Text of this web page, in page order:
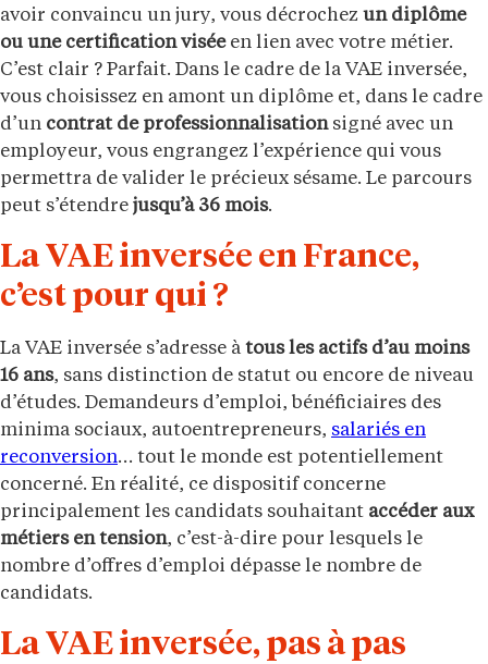
avoir convaincu un jury, vous décrochez un diplôme
ou une certification viséeen lien avec votre métier.
C’est clair ? Parfait. Dans le cadre de la VAE inversée,
vous choisissez en amont un diplôme et, dans le cadre
d’un contrat de professionnalisation signé avec un
employeur, vous engrangez l’expérience qui vous
permettra de valider le précieux sésame. Le parcours
peut s’étendre jusqu’à 36 mois.
La VAE inversée en France,
c’est pour qui ?
La VAE inversée s’adresse à tous les actifs d’au moins
16 ans, sans distinction de statut ou encore de niveau
d’études. Demandeurs d’emploi, bénéficiaires des
minima sociaux, autoentrepreneurs, salariés en
reconversion… tout le monde est potentiellement
concerné. En réalité, ce dispositif concerne
principalement les candidats souhaitant accéder aux
métiers en tension, c’est-à-dire pour lesquels le
nombre d’offres d’emploi dépasse le nombre de
candidats.
La VAE inversée, pas à pas